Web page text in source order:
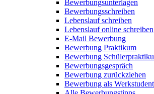
Bewerbungsunterlagen
Bewerbungsschreiben
Lebenslauf schreiben
Lebenslauf online schreiben
E-Mail Bewerbung
Bewerbung Praktikum
Bewerbung
Bewerbungsgespräch
Bewerbung zurückziehen
Bewerbung als Werkstudent